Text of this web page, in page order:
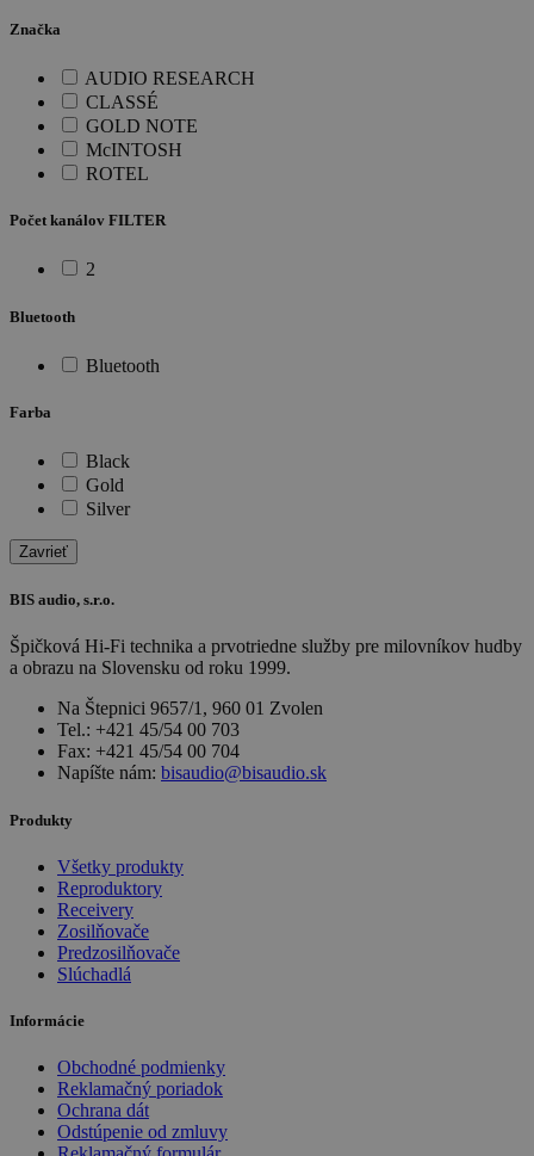
Značka
AUDIO RESEARCH
CLASSÉ
GOLD NOTE
McINTOSH
ROTEL
Počet kanálov FILTER
2
Bluetooth
Bluetooth
Farba
Black
Gold
Silver
Zavrieť
BIS audio, s.r.o.
Špičková Hi-Fi technika a prvotriedne služby pre milovníkov hudby
a obrazu na Slovensku od roku 1999.
Na Štepnici 9657/1, 960 01 Zvolen
Tel.: +421 45/54 00 703
Fax: +421 45/54 00 704
Napíšte nám: bisaudio@bisaudio.sk
Produkty
Všetky produkty
Reproduktory
Receivery
Zosilňovače
Predzosilňovače
Slúchadlá
Informácie
Obchodné podmienky
Reklamačný poriadok
Ochrana dát
Odstúpenie od zmluvy